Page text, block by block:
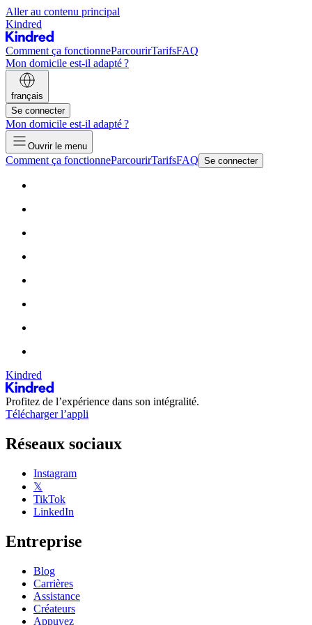
Aller au contenu principal
Kindred
Comment ça fonctionneParcourirTarifsFAQ
Mon domicile est-il adapté ?
français
Se connecter
Mon domicile est-il adapté ?
Ouvrir le menu
Comment ça fonctionneParcourirTarifsFAQ Se connecter
Kindred
Profitez de l’expérience dans son intégralité.
Télécharger l’appli
Réseaux sociaux
Instagram
𝕏
TikTok
LinkedIn
Entreprise
Blog
Carrières
Assistance
Créateurs
Appuyez